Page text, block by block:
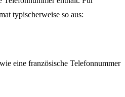
typischerweise so aus:
eine französische Telefonnummer